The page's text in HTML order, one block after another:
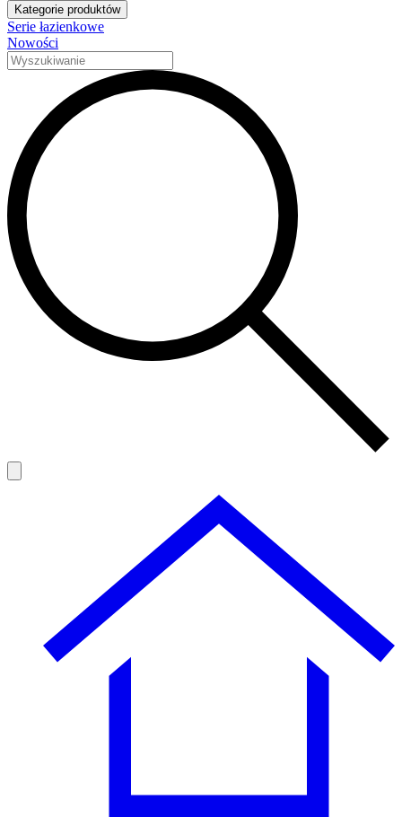
Kategorie produktów
Serie łazienkowe
Nowości